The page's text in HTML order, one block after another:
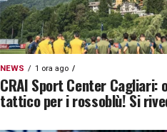
NEWS 1 ora ago
CRAI Sport Center Cagliari:
tattico per i rossoblù! Si